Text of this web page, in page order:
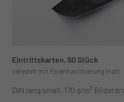
Eintrittskarten, 50 Stück
veredelt mit Foienkaschierung matt
DIN lang small, 170 g/m²